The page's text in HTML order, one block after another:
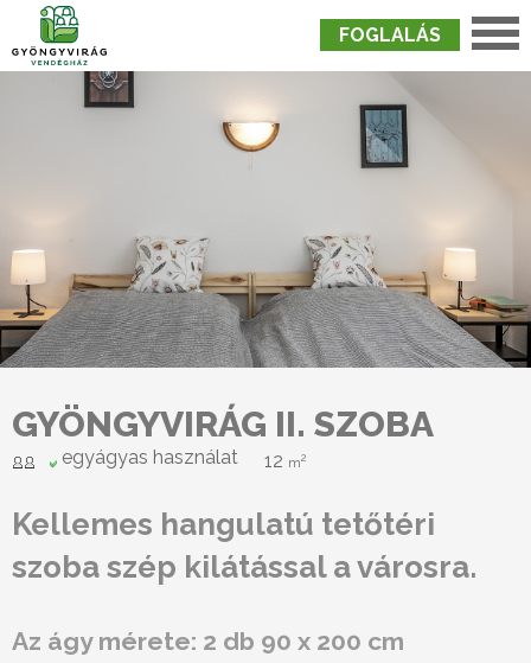
FOGLALÁS
Szobák
GYÖNGYVIRÁG II. SZOBA
egyágyas használat 12 m2
Kellemes hangulatú tetőtéri
szoba szép kilátással a városra.
Az ágy mérete: 2 db 90 x 200 cm